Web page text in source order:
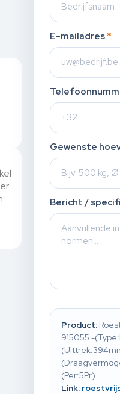
E-mailadres *
Gewenste
Bericht /
Product:
915055 -
(Per:5Pr)
Link: